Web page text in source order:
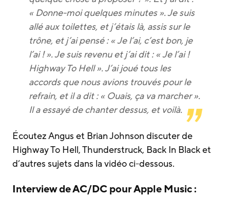
« Donne-moi quelques minutes ». Je suis
allé aux toilettes, et j’étais là, assis sur le
trône, et j’ai pensé : « Je l’ai, c’est bon, je
l’ai ! ». Je suis revenu et j’ai dit : « Je l’ai !
Highway To Hell ». J’ai joué tous les
accords que nous avions trouvés pour le
refrain, et il a dit : « Ouais, ça va marcher ».
Il a essayé de chanter dessus, et voilà.
Écoutez Angus et Brian Johnson discuter de
Highway To Hell, Thunderstruck, Back In Black et
d’autres sujets dans la vidéo ci-dessous.
Interview de AC/DC pour Apple Music :